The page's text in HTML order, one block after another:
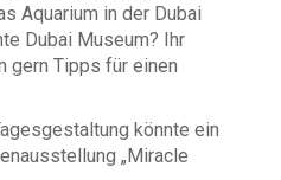
Aquarium in der Dubai
Dubai Museum? Ihr
gern Tipps für einen
könnte ein
„Miracle